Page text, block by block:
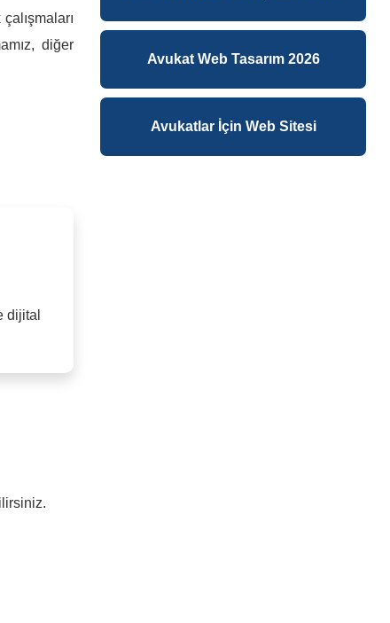
diğer
dijital
Avukat Web Tasarım 2026
Avukatlar İçin Web Sitesi